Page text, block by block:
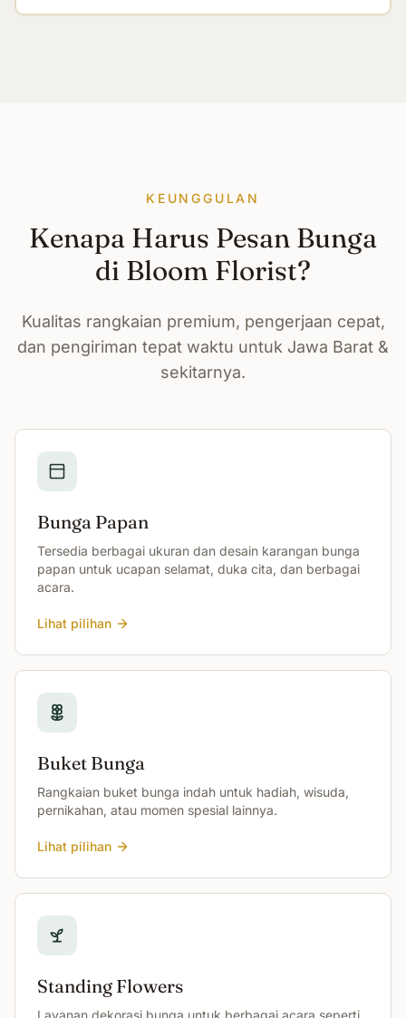
KEUNGGULAN
Kenapa Harus Pesan Bunga
di Bloom Florist?
Kualitas rangkaian premium, pengerjaan cepat,
dan pengiriman tepat waktu untuk Jawa Barat &
sekitarnya.
Bunga Papan
Tersedia berbagai ukuran dan desain karangan bunga
papan untuk ucapan selamat, duka cita, dan berbagai
acara.
Lihat pilihan
Buket Bunga
Rangkaian buket bunga indah untuk hadiah, wisuda,
pernikahan, atau momen spesial lainnya.
Lihat pilihan
Standing Flowers
Layanan dekorasi bunga untuk berbagai acara seperti